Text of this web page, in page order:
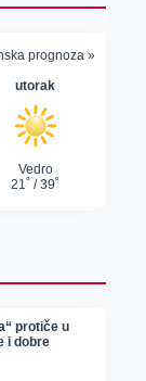
protiče u
i dobre